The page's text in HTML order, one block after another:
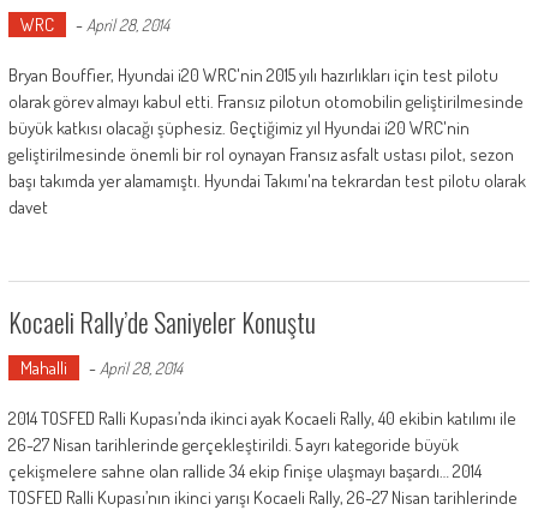
WRC - April 28, 2014
Bryan Bouffier, Hyundai i20 WRC'nin 2015 yılı hazırlıkları için test pilotu
olarak görev almayı kabul etti. Fransız pilotun otomobilin geliştirilmesinde
büyük katkısı olacağı şüphesiz. Geçtiğimiz yıl Hyundai i20 WRC'nin
geliştirilmesinde önemli bir rol oynayan Fransız asfalt ustası pilot, sezon
başı takımda yer alamamıştı. Hyundai Takımı'na tekrardan test pilotu olarak
davet
Kocaeli Rally’de Saniyeler Konuştu
Mahalli - April 28, 2014
2014 TOSFED Ralli Kupası’nda ikinci ayak Kocaeli Rally, 40 ekibin katılımı ile
26-27 Nisan tarihlerinde gerçekleştirildi. 5 ayrı kategoride büyük
çekişmelere sahne olan rallide 34 ekip finişe ulaşmayı başardı… 2014
TOSFED Ralli Kupası’nın ikinci yarışı Kocaeli Rally, 26-27 Nisan tarihlerinde